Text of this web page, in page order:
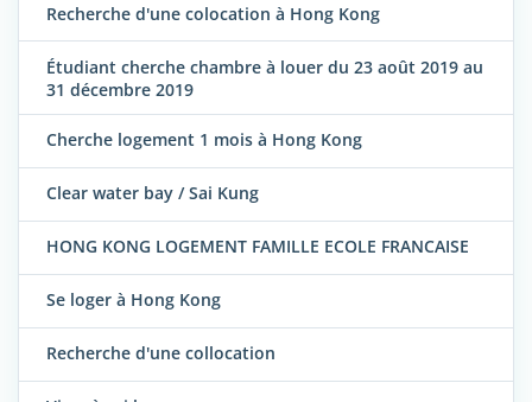
Recherche d'une colocation à Hong Kong
Étudiant cherche chambre à louer du 23 août 2019 au
31 décembre 2019
Cherche logement 1 mois à Hong Kong
Clear water bay / Sai Kung
HONG KONG LOGEMENT FAMILLE ECOLE FRANCAISE
Se loger à Hong Kong
Recherche d'une collocation